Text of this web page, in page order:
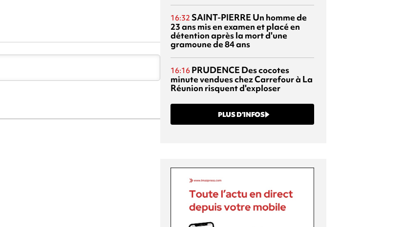
16:32 SAINT-PIERRE Un homme de
23 ans mis en examen et placé en
détention après la mort d'une
gramoune de 84 ans
16:16 PRUDENCE Des cocotes
minute vendues chez Carrefour à La
Réunion risquent d'exploser
PLUS D’INFOS